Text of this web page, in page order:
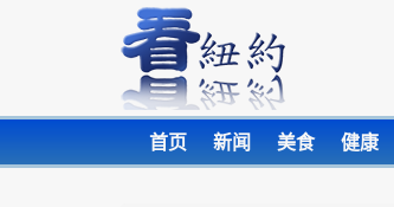
首页 新闻 美食 健康